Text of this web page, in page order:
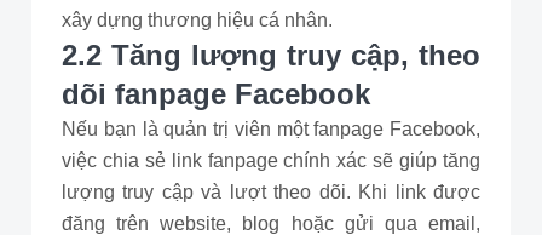
xây dựng thương hiệu cá nhân.
2.2 Tăng lượng truy cập, theo
dõi fanpage Facebook
Nếu bạn là quản trị viên một fanpage Facebook,
việc chia sẻ link fanpage chính xác sẽ giúp tăng
lượng truy cập và lượt theo dõi. Khi link được
đăng trên website, blog hoặc gửi qua email,